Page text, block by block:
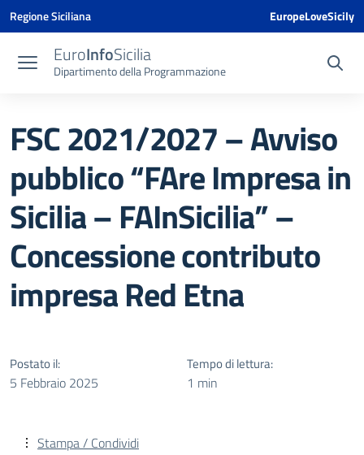
Vai ai contenuti
Vai al menu di navigazione
Vai al footer
Vai al banner delle Cookie Policy
Regione Siciliana EuropeLoveSicily
EuroInfoSicilia
Dipartimento della Programmazione
FSC 2021/2027 – Avviso
pubblico “FAre Impresa in
Sicilia – FAInSicilia” –
Concessione contributo
impresa Red Etna
Postato il:
5 Febbraio 2025
Tempo di lettura:
1 min
Stampa / Condividi